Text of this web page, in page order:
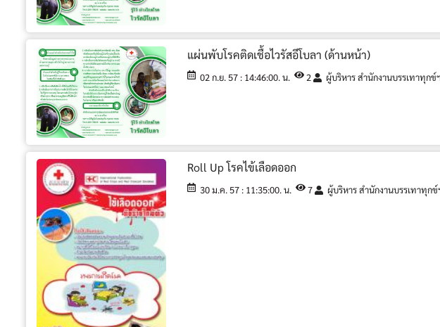
แผ่นพับโรคติดเชื้อไวรัสอีโบลา (ด้านหน้า)
02 ก.ย. 57 : 14:46:00. น. 2 ผู้บริหาร สำนักงานบรรเทาทุกข์
Roll Up โรคไข้เลือดออก
30 ม.ค. 57 : 11:35:00. น. 7 ผู้บริหาร สำนักงานบรรเทาทุกข์